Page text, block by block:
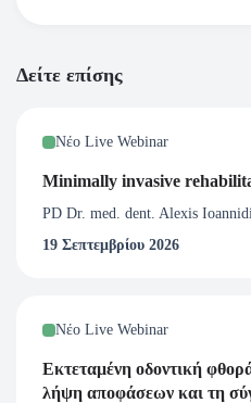
πιστοποιητικό μέσω email
ολοκλήρωση του σεμιναρίου.
Δείτε επίσης
Νέο Live Webinar
Minimally invasive
PD Dr. med. dent. Alexis
19 Σεπτεμβρίου 2026
Νέο Live Webinar
Εκτεταμένη οδοντική
λήψη αποφάσεων και τη